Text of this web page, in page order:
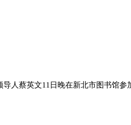
人蔡英文11日晚在新北市图书馆